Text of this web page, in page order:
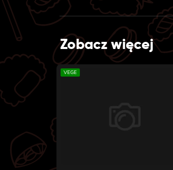
Zobacz więcej
VEGE